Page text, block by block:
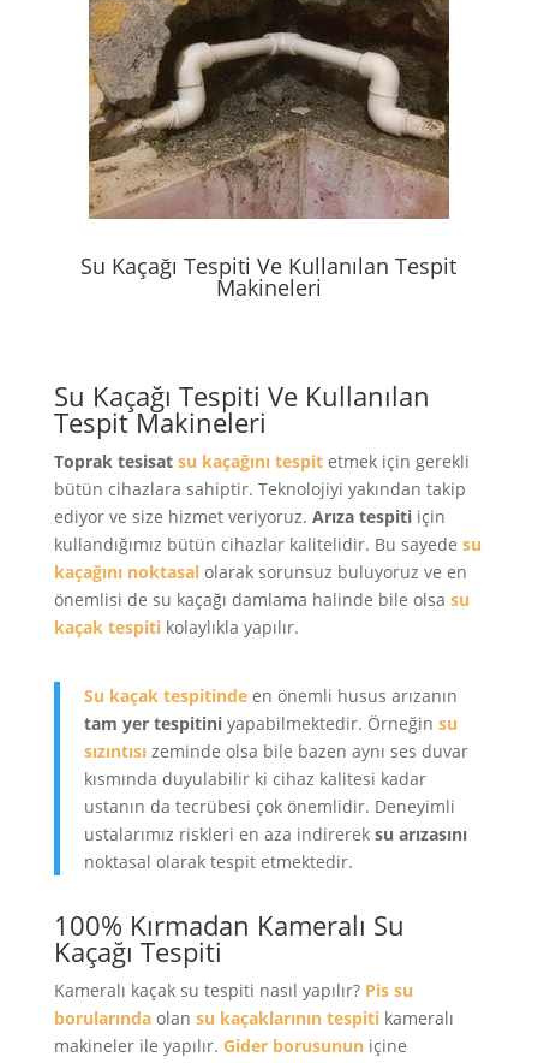
Su Kaçağı Tespiti Ve Kullanılan Tespit
Makineleri
Su Kaçağı Tespiti Ve Kullanılan
Tespit Makineleri
Toprak tesisat su kaçağını tespitetmek için gerekli
bütün cihazlara sahiptir. Teknolojiyi yakından takip
ediyor ve size hizmet veriyoruz. Arıza tespitiiçin
kullandığımız bütün cihazlar kalitelidir. Bu sayede su
kaçağını noktasalolarak sorunsuz buluyoruz ve en
önemlisi de su kaçağı damlama halinde bile olsa su
kaçak tespitikolaylıkla yapılır.
Su kaçak tespitindeen önemli husus arızanın
tam yer tespitiniyapabilmektedir. Örneğin su
sızıntısızeminde olsa bile bazen aynı ses duvar
kısmında duyulabilir ki cihaz kalitesi kadar
ustanın da tecrübesi çok önemlidir. Deneyimli
ustalarımız riskleri en aza indirerek su arızasını
noktasal olarak tespit etmektedir.
100% Kırmadan Kameralı Su
Kaçağı Tespiti
Kameralı kaçak su tespiti nasıl yapılır? Pis su
borularındaolan su kaçaklarının tespitikameralı
makineler ile yapılır. Gider borusunun içine